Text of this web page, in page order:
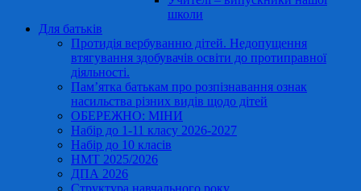
школи
Для батьків
Протидія вербуванню дітей. Недопущення
втягування здобувачів освіти до протиправної
діяльності.
Пам’ятка батькам про розпізнавання ознак
насильства різних видів щодо дітей
ОБЕРЕЖНО: МІНИ
Набір до 1-11 класу 2026-2027
Набір до 10 класів
НМТ 2025/2026
ДПА 2026
Структура навчального року